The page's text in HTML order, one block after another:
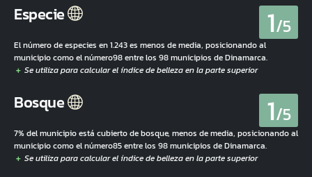
Especie 1/5
El número de especies en 1.243 es menos de media, posicionando al
municipio como el número98 entre los 98 municipios de Dinamarca.
Bosque 1/5
7% del municipio está cubierto de bosque, menos de media, posicionando al
municipio como el número85 entre los 98 municipios de Dinamarca.